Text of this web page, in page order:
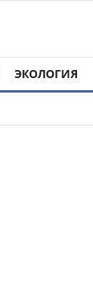
ЭКОЛОГИЯ